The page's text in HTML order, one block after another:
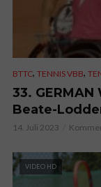
BTTC, TENNIS VBB,
33. GERMAN
Beate-
14. Juli 2023
VIDEO HD